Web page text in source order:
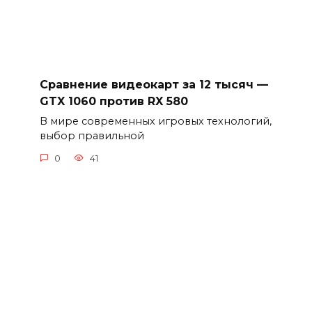
Сравнение видеокарт за 12 тысяч —
GTX 1060 против RX 580
В мире современных игровых технологий,
выбор правильной
0 41